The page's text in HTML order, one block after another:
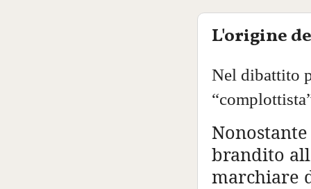
L'origine
Nel dibattito
brandito
marchiare